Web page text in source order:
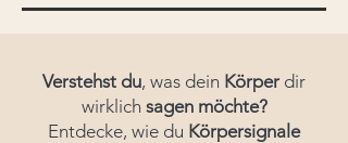
Verstehst du, was dein Körper dir
wirklich sagen möchte?
Entdecke, wie du Körpersignale